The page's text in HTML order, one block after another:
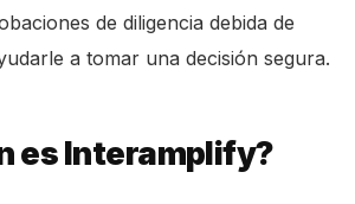
de diligencia debida de
a tomar una decisión segura.
es Interamplify?